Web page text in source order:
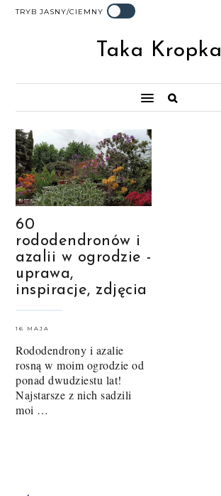
TRYB JASNY/CIEMNY
Taka Kropka
60
rododendronów i
azalii w ogrodzie -
uprawa,
inspiracje, zdjęcia
16 MAJA
Rododendrony i azalie
rosną w moim ogrodzie od
ponad dwudziestu lat!
Najstarsze z nich sadzili
moi …